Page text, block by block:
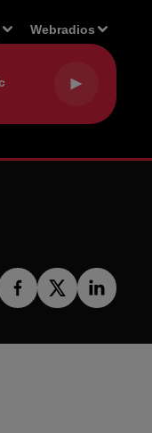
Webradios